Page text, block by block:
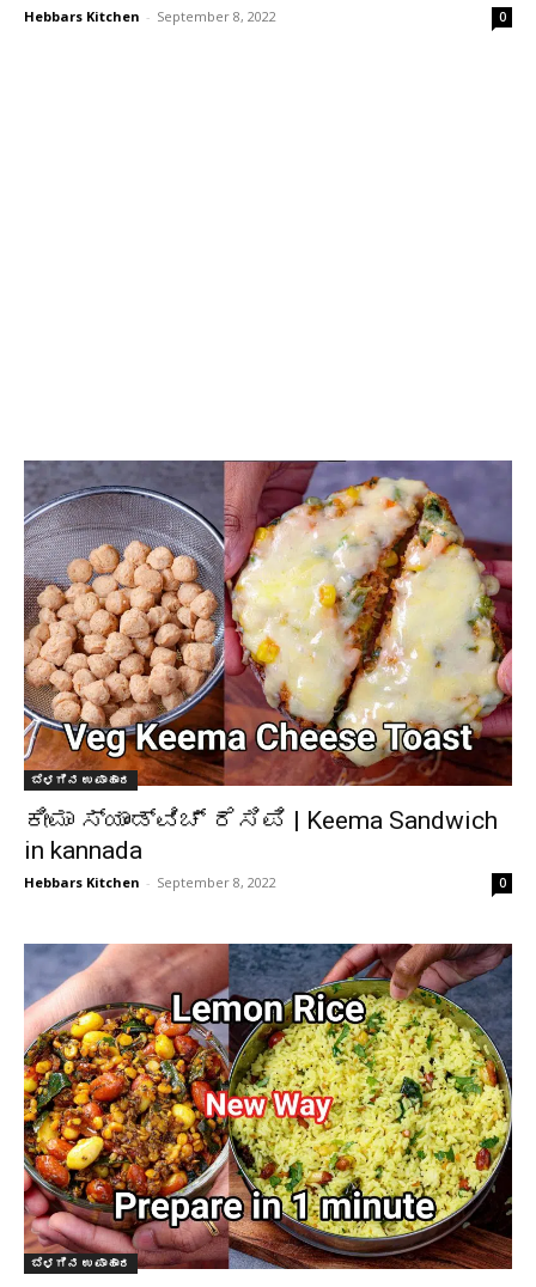
Hebbars Kitchen - September 8, 2022 0
ಬೆಳಗಿನ ಉಪಾಹಾರ
ಕೀಮಾ ಸ್ಯಾಂಡ್‌ವಿಚ್ ರೆಸಿಪಿ | Keema Sandwich
in kannada
Hebbars Kitchen - September 8, 2022 0
ಬೆಳಗಿನ ಉಪಾಹಾರ